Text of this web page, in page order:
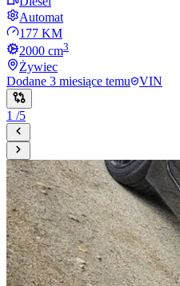
Automat
177 KM
2000 cm3
Żywiec
Dodane 3 miesiące temu VIN
1 /5